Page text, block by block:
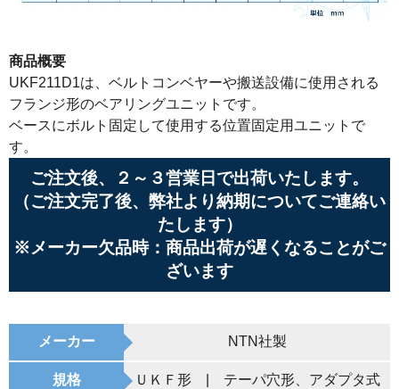
商品概要
UKF211D1は、ベルトコンベヤーや搬送設備に使用される
フランジ形のベアリングユニットです。
ベースにボルト固定して使用する位置固定用ユニットで
す。
ご注文後、２～３営業日で出荷いたします。
（ご注文完了後、弊社より納期についてご連絡い
たします）
※メーカー欠品時：商品出荷が遅くなることがご
ざいます
メーカー NTN社製
規格 ＵＫＦ形 | テーパ穴形、アダプタ式